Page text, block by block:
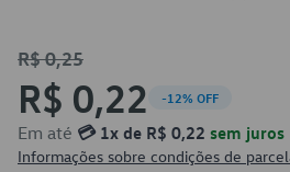
R$ 0,25
R$ 0,22 -12% OFF
Em até 💳 1x de R$ 0,22 sem juros
Informações sobre condições de